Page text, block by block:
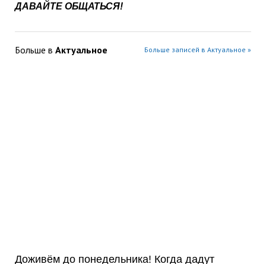
ДАВАЙТЕ ОБЩАТЬСЯ!
Больше в Актуальное Больше записей в Актуальное »
Доживём до понедельника! Когда дадут